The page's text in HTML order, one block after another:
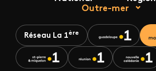
Outre-mer
Réseau La 1ère